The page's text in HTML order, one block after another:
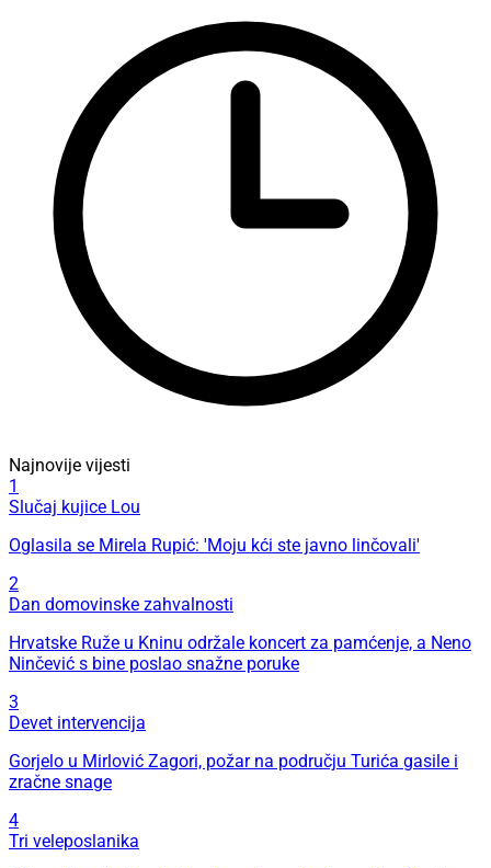
Najnovije vijesti
1
Slučaj kujice Lou
Oglasila se Mirela Rupić: 'Moju kći ste javno linčovali'
2
Dan domovinske zahvalnosti
Hrvatske Ruže u Kninu održale koncert za pamćenje, a Neno
Ninčević s bine poslao snažne poruke
3
Devet intervencija
Gorjelo u Mirlović Zagori, požar na području Turića gasile i
zračne snage
4
Tri veleposlanika